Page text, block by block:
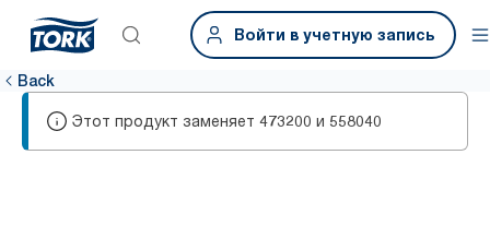
Войти в учетную запись
Back
Этот продукт заменяет 473200 и 558040